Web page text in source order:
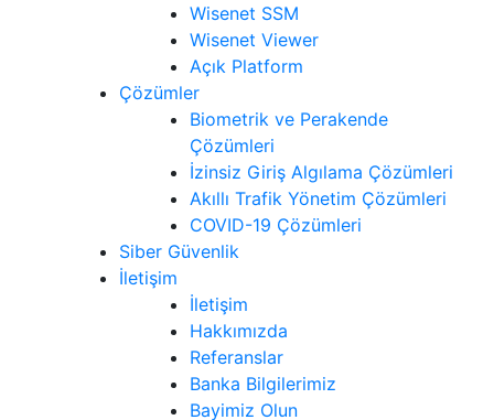
Wisenet SSM
Wisenet Viewer
Açık Platform
Çözümler
Biometrik ve Perakende
Çözümleri
İzinsiz Giriş Algılama Çözümleri
Akıllı Trafik Yönetim Çözümleri
COVID-19 Çözümleri
Siber Güvenlik
İletişim
İletişim
Hakkımızda
Referanslar
Banka Bilgilerimiz
Bayimiz Olun